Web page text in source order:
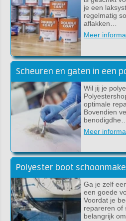
je een
regelmatig
aflakken…
Meer
Wil jij je
optimale
Bovendien
benodigdhe…
Meer
Polyester boot
Ga je zelf
een goede
Voordat je
repareren of
belangrijk